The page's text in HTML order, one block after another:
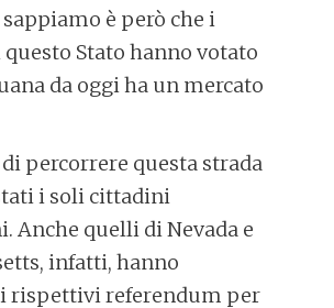
è però che i
Stato hanno votato
da oggi ha un mercato
percorrere questa strada
i soli cittadini
Anche quelli diNevada e
infatti, hanno
rispettivi referendum per